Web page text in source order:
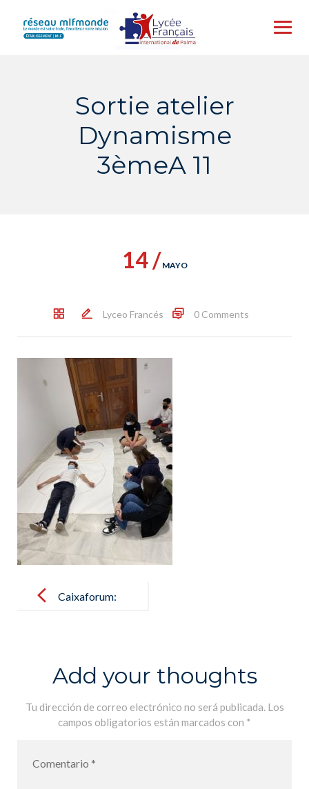
content
Sortie atelier
Dynamisme
3èmeA 11
14 / MAYO
Lyceo Francés 0 Comments
navigationCaixaforum:
réaliser un
atelier d´arts
sur le
Add your thoughts
Tu dirección de correo electrónico no será publicada. Los
campos obligatorios están marcados con *